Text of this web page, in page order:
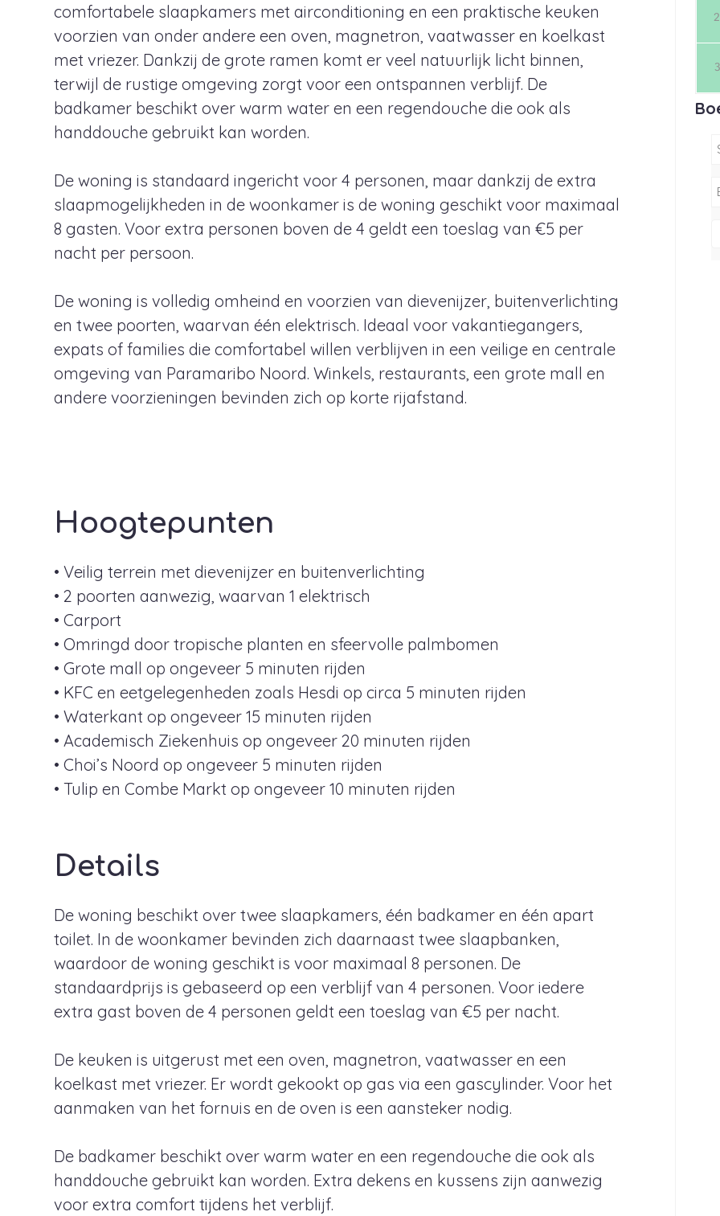
comfortabele slaapkamers met airconditioning en een praktische keuken
voorzien van onder andere een oven, magnetron, vaatwasser en koelkast
met vriezer. Dankzij de grote ramen komt er veel natuurlijk licht binnen,
terwijl de rustige omgeving zorgt voor een ontspannen verblijf. De
badkamer beschikt over warm water en een regendouche die ook als
handdouche gebruikt kan worden.
De woning is standaard ingericht voor 4 personen, maar dankzij de extra
slaapmogelijkheden in de woonkamer is de woning geschikt voor maximaal
8 gasten. Voor extra personen boven de 4 geldt een toeslag van €5 per
nacht per persoon.
De woning is volledig omheind en voorzien van dievenijzer, buitenverlichting
en twee poorten, waarvan één elektrisch. Ideaal voor vakantiegangers,
expats of families die comfortabel willen verblijven in een veilige en centrale
omgeving van Paramaribo Noord. Winkels, restaurants, een grote mall en
andere voorzieningen bevinden zich op korte rijafstand.
Hoogtepunten
• Veilig terrein met dievenijzer en buitenverlichting
• 2 poorten aanwezig, waarvan 1 elektrisch
• Carport
• Omringd door tropische planten en sfeervolle palmbomen
• Grote mall op ongeveer 5 minuten rijden
• KFC en eetgelegenheden zoals Hesdi op circa 5 minuten rijden
• Waterkant op ongeveer 15 minuten rijden
• Academisch Ziekenhuis op ongeveer 20 minuten rijden
• Choi’s Noord op ongeveer 5 minuten rijden
• Tulip en Combe Markt op ongeveer 10 minuten rijden
Details
De woning beschikt over twee slaapkamers, één badkamer en één apart
toilet. In de woonkamer bevinden zich daarnaast twee slaapbanken,
waardoor de woning geschikt is voor maximaal 8 personen. De
standaardprijs is gebaseerd op een verblijf van 4 personen. Voor iedere
extra gast boven de 4 personen geldt een toeslag van €5 per nacht.
De keuken is uitgerust met een oven, magnetron, vaatwasser en een
koelkast met vriezer. Er wordt gekookt op gas via een gascylinder. Voor het
aanmaken van het fornuis en de oven is een aansteker nodig.
De badkamer beschikt over warm water en een regendouche die ook als
handdouche gebruikt kan worden. Extra dekens en kussens zijn aanwezig
voor extra comfort tijdens het verblijf.